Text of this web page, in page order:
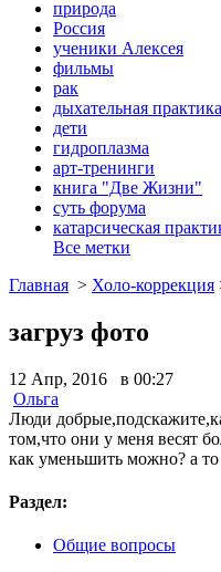
природа
Россия
ученики Алексея
фильмы
рак
дыхательная практика
дети
гидроплазма
арт-тренинги
книга "Две Жизни"
суть форума
катарсическая
Все метки
Главная > Холо-коррекция
загруз фото
12 Апр, 2016 в 00:27
Ольга
Люди
том,что они у меня весят
как уменьшить можно? а
Раздел:
Общие вопросы